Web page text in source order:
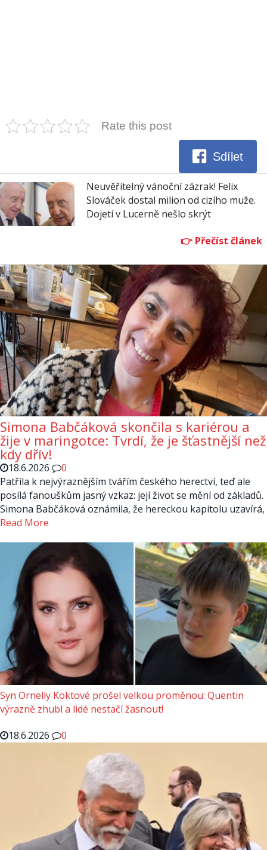
Rate this post
Sdílet
Neuvěřitelný vánoční zázrak! Felix
Slováček dostal milion od cizího muže.
Dojetí v Lucerně nešlo skrýt
Simona Babčáková skončila s kariérou a
žije v maringotce: Tvrdí, že je šťastnější než
kdy dřív!
18.6.2026
0
Patřila k nejvýraznějším tvářím českého herectví, teď ale
posílá fanouškům jasný vzkaz: její život se mění od základů.
Simona Babčáková oznámila, že hereckou kapitolu uzavírá,
Read More
Syn Ornelly Koktové prošel velkou proměnou: Quentin
výrazně zhubl a lidé nestačí žasnout!
18.6.2026
0